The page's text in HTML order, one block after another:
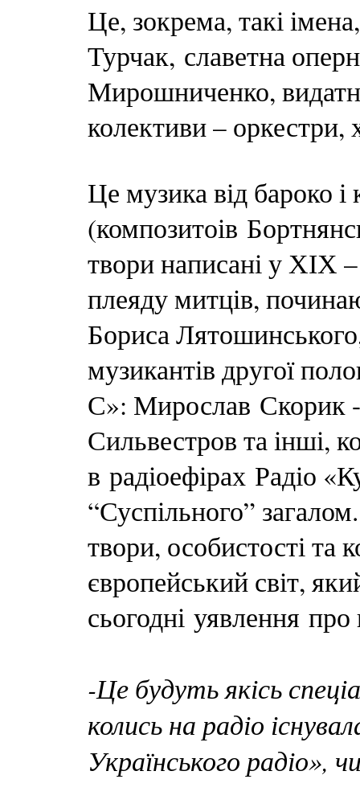
Це, зокрема, такі
Турчак, славетна
Мирошниченко,
колективи – оркестри,
Це музика від бароко
(композитоів
твори написані у ХІХ
плеяду митців,
Бориса
музикантів другої
С»: Мирослав Скорик
Сильвестров та інші,
в радіоефірах Радіо
“Суспільного”
твори, особистості та
європейський світ,
сьогодні уявлення про
-Це будуть якісь
колись на радіо
Українського радіо»,